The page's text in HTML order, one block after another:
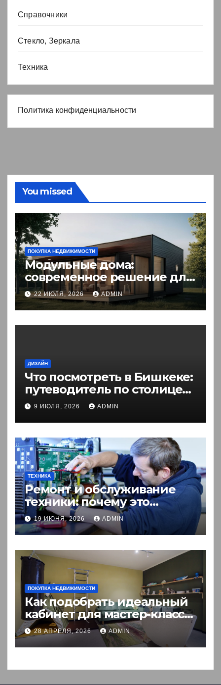
Справочники
Стекло, Зеркала
Техника
Политика конфиденциальности
You missed
ПОКУПКА НЕДВИЖИМОСТИ
Модульные дома:
современное решение для
комфортного житья
22 ИЮЛЯ, 2026 ADMIN
ДИЗАЙН
Что посмотреть в Бишкеке:
путеводитель по столице
Кыргызстана
9 ИЮЛЯ, 2026 ADMIN
ТЕХНИКА
Ремонт и обслуживание
техники: почему это
выгоднее покупки новой?
19 ИЮНЯ, 2026 ADMIN
ПОКУПКА НЕДВИЖИМОСТИ
Как подобрать идеальный
кабинет для мастер-класса:
пошаговый гид
28 АПРЕЛЯ, 2026 ADMIN